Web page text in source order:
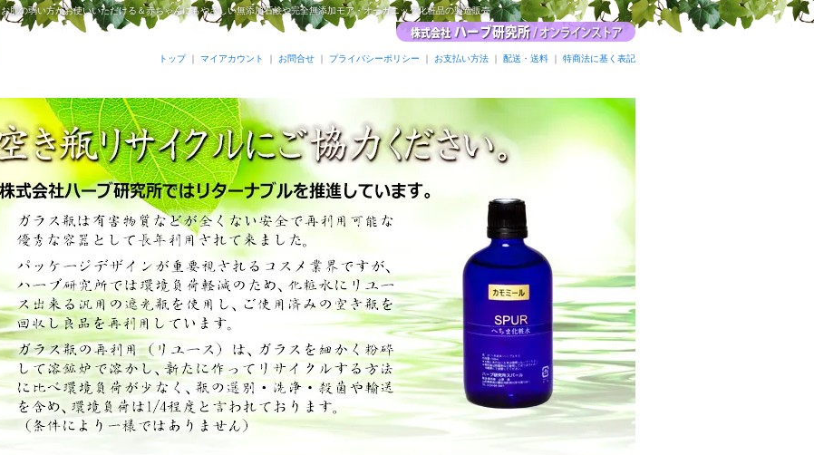
お肌の弱い方がお使いいただける＆赤ちゃんにもやさしい無添加石鹸や完全無添加モア・オーガニック化粧品の製造販売
トップ｜ マイアカウント ｜ お問合せ ｜ プライバシーポリシー ｜ お支払い方法 ｜ 配送・送料 ｜ 特商法に基く表記